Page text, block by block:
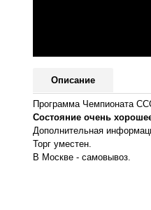
Описание
Программа Чемпионата
Состояние очень
Дополнительная
Торг уместен.
В Москве - самовывоз.